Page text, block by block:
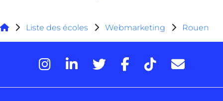
Liste des écoles Webmarketing Rouen